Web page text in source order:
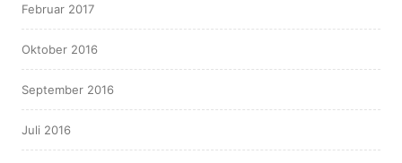
Februar 2017
Oktober 2016
September 2016
Juli 2016